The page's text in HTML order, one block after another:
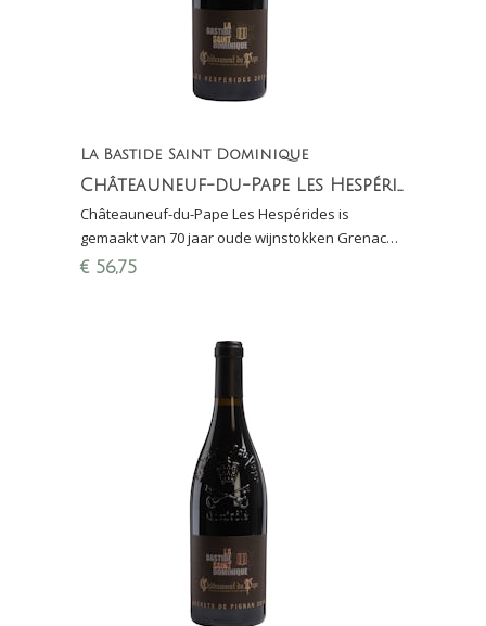
La Bastide Saint Dominique
Châteauneuf-du-Pape Les Hespérides
Châteauneuf-du-Pape Les Hespérides is
gemaakt van 70 jaar oude wijnstokken Grenache
en Mourvédre uit de wijngaard Les Bédines
€ 56,75